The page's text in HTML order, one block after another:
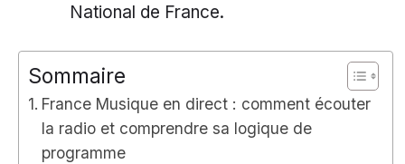
National de France.
Sommaire
France Musique en direct : comment écouter
la radio et comprendre sa logique de
programme